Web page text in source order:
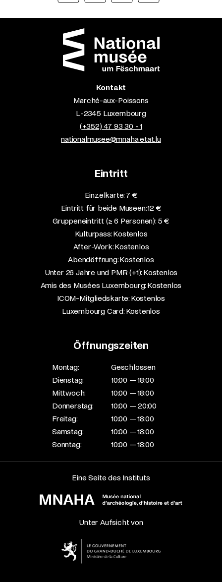
Kontakt
Marché-aux-Poissons
L-2345 Luxembourg
(+352) 47 93 30 - 1
nationalmusee@mnaha.etat.lu
Eintritt
Einzelkarte: 7 €​
Eintritt für beide Museen: 12 €​
Gruppeneintritt (≥ 6 Personen): 5 €​
Kulturpass: Kostenlos​
After-Work: Kostenlos​
Abendöffnung: Kostenlos​
Unter 26 Jahre und PMR (+1): Kostenlos​
Amis des Musées Luxembourg: Kostenlos​
ICOM-Mitgliedskarte: Kostenlos​
Luxembourg Card: Kostenlos
Öffnungszeiten
Montag:
Geschlossen
Dienstag:
10:00 — 18:00
Mittwoch:
10:00 — 18:00
Donnerstag:
10:00 — 20:00
Freitag:
10:00 — 18:00
Samstag:
10:00 — 18:00
Sonntag:
10:00 — 18:00
Eine Seite des Instituts
Unter Aufsicht von